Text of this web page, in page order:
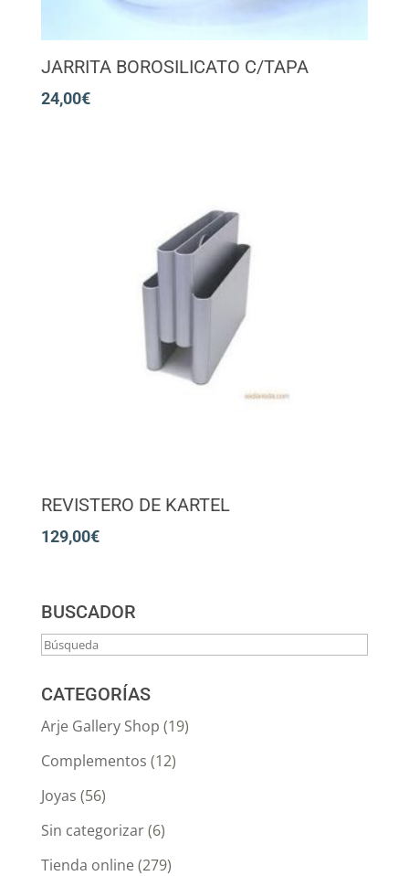
JARRITA BOROSILICATO C/TAPA
24,00€
REVISTERO DE KARTEL
129,00€
BUSCADOR
CATEGORÍAS
Arje Gallery Shop (19)
Complementos (12)
Joyas (56)
Sin categorizar(6)
Tienda online(279)